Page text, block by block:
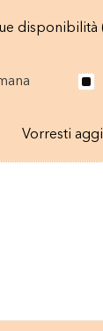
disponibilità
Vorresti